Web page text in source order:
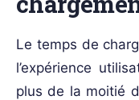
Le temps de
l’expérience
plus de la moitié